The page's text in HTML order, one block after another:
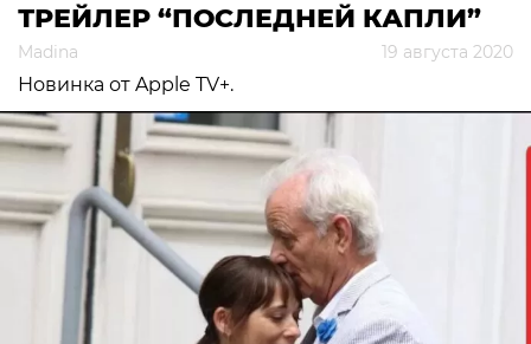
ТРЕЙЛЕР “ПОСЛЕДНЕЙ КАПЛИ”
Madina 19 августа 2020
Новинка от Apple TV+.